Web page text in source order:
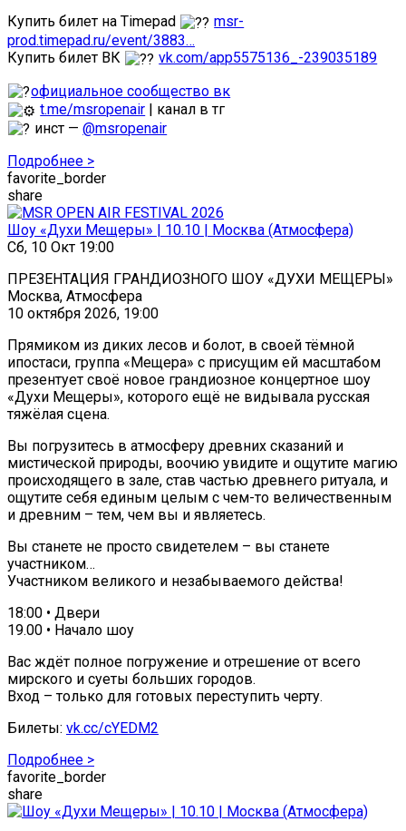
Купить билет на Timepad
msr-
prod.timepad.ru/event/3883…
Купить билет ВК
vk.com/app5575136_-239035189
официальное сообщество вк
t.me/msropenair | канал в тг
инст —@msropenair
Подробнее >
favorite_border
share
Шоу «Духи Мещеры» | 10.10 | Москва (Атмосфера)
Сб, 10 Окт 19:00
ПРЕЗЕНТАЦИЯ ГРАНДИОЗНОГО ШОУ «ДУХИ МЕЩЕРЫ»
Москва, Атмосфера
10 октября 2026, 19:00
Прямиком из диких лесов и болот, в своей тёмной
ипостаси, группа «Мещера» с присущим ей масштабом
презентует своё новое грандиозное концертное шоу
«Духи Мещеры», которого ещё не видывала русская
тяжёлая сцена.
Вы погрузитесь в атмосферу древних сказаний и
мистической природы, воочию увидите и ощутите магию
происходящего в зале, став частью древнего ритуала, и
ощутите себя единым целым с чем-то величественным
и древним – тем, чем вы и являетесь.
Вы станете не просто свидетелем – вы станете
участником…
Участником великого и незабываемого действа!
18:00 • Двери
19.00 • Начало шоу
Вас ждёт полное погружение и отрешение от всего
мирского и суеты больших городов.
Вход – только для готовых переступить черту.
Билеты: vk.cc/cYEDM2
Подробнее >
favorite_border
share